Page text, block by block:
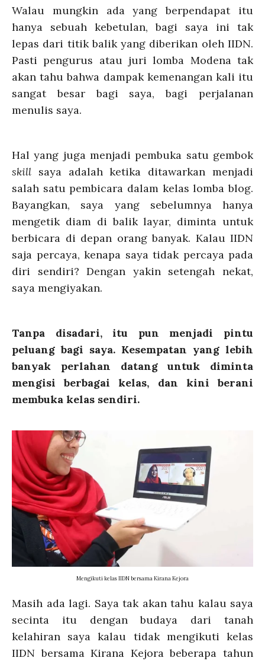
Walau mungkin ada yang berpendapat itu
hanya sebuah kebetulan, bagi saya ini tak
lepas dari titik balik yang diberikan oleh IIDN.
Pasti pengurus atau juri lomba Modena tak
akan tahu bahwa dampak kemenangan kali itu
sangat besar bagi saya, bagi perjalanan
menulis saya.
Hal yang juga menjadi pembuka satu gembok
skill saya adalah ketika ditawarkan menjadi
salah satu pembicara dalam kelas lomba blog.
Bayangkan, saya yang sebelumnya hanya
mengetik diam di balik layar, diminta untuk
berbicara di depan orang banyak. Kalau IIDN
saja percaya, kenapa saya tidak percaya pada
diri sendiri? Dengan yakin setengah nekat,
saya mengiyakan.
Tanpa disadari, itu pun menjadi pintu
peluang bagi saya. Kesempatan yang lebih
banyak perlahan datang untuk diminta
mengisi berbagai kelas, dan kini berani
membuka kelas sendiri.
Mengikuti kelas IIDN bersama Kirana Kejora
Masih ada lagi. Saya tak akan tahu kalau saya
secinta itu dengan budaya dari tanah
kelahiran saya kalau tidak mengikuti kelas
IIDN bersama Kirana Kejora beberapa tahun